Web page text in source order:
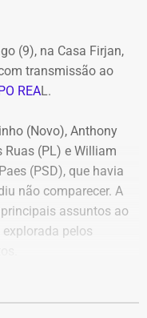
(9), na Casa Firjan,
transmissão ao
REAL.
(Novo), Anthony
Ruas (PL) e William
(PSD), que havia
não comparecer. A
assuntos ao
pelos
Adriana Araújo e